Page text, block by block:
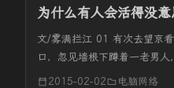
为什么有人会活得没意
文/雾满拦江 01 有次去望京
口，忽见墙根下蹲着一老男
尘灰，面孔扭曲着，老泪纵
2015-02-02 电脑网络